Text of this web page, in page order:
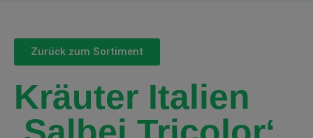
Zurück zum Sortiment
Kräuter Italien